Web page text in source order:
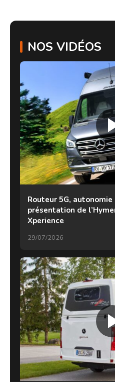
NOS VIDÉOS
Routeur 5G, autonomie
présentation de
Xperience
29/07/2026